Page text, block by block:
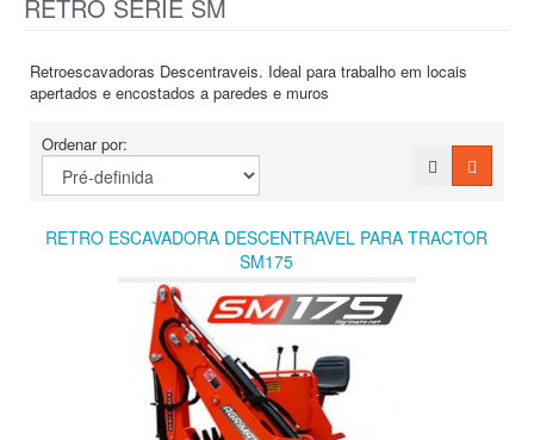
RETRO SÉRIE SM
Retroescavadoras Descentraveis. Ideal para trabalho em locais
apertados e encostados a paredes e muros
Ordenar por:
RETRO ESCAVADORA DESCENTRAVEL PARA TRACTOR
SM175